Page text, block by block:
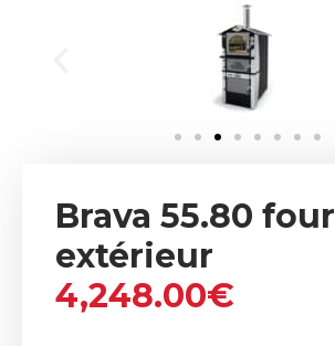
Brava 55.80 four
extérieur
4,248.00€